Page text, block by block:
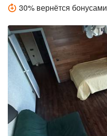
30% вернётся бонусами